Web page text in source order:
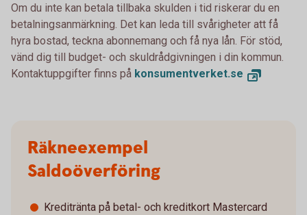
Om du inte kan betala tillbaka skulden i tid riskerar du en
betalningsanmärkning. Det kan leda till svårigheter att få
hyra bostad, teckna abonnemang och få nya lån. För stöd,
vänd dig till budget- och skuldrådgivningen i din kommun.
Kontaktuppgifter finns på konsumentverket.se
Räkneexempel
Saldoöverföring
Kreditränta på betal- och kreditkort Mastercard